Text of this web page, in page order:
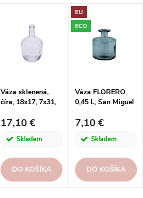
Váza sklenená,
číra, 18x17, 7x31,
17,10 €
Skladem
DO KOŠÍKA
EU
ECO
Váza FLORERO
0,45 L, San Miguel
7,10 €
Skladem
DO KOŠÍKA